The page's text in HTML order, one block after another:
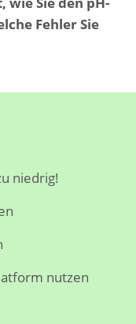
Fehler Sie
niedrig!
nutzen